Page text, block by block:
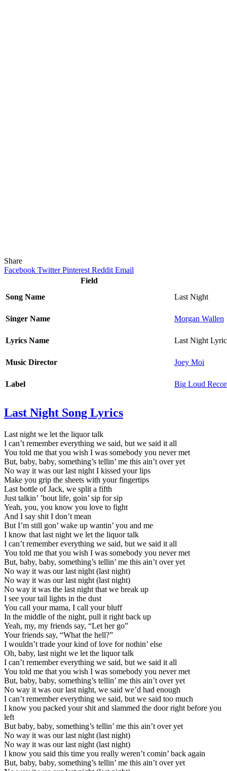
Share
Facebook Twitter Pinterest Reddit Email
Field
Song Name
Last Night
Singer Name Morgan Wallen
Lyrics Name Last Night
Music Director Joey Moi
Label Big Loud
Last Night Song Lyrics
Last night we let the liquor talk
I can’t remember everything we said, but we said it all
You told me that you wish I was somebody you never met
But, baby, baby, something’s tellin’ me this ain’t over yet
No way it was our last night I kissed your lips
Make you grip the sheets with your fingertips
Last bottle of Jack, we split a fifth
Just talkin’ ’bout life, goin’ sip for sip
Yeah, you, you know you love to fight
And I say shit I don’t mean
But I’m still gon’ wake up wantin’ you and me
I know that last night we let the liquor talk
I can’t remember everything we said, but we said it all
You told me that you wish I was somebody you never met
But, baby, baby, something’s tellin’ me this ain’t over yet
No way it was our last night (last night)
No way it was our last night (last night)
No way it was the last night that we break up
I see your tail lights in the dust
You call your mama, I call your bluff
In the middle of the night, pull it right back up
Yeah, my, my friends say, “Let her go”
Your friends say, “What the hell?”
I wouldn’t trade your kind of love for nothin’ else
Oh, baby, last night we let the liquor talk
I can’t remember everything we said, but we said it all
You told me that you wish I was somebody you never met
But, baby, baby, something’s tellin’ me this ain’t over yet
No way it was our last night, we said we’d had enough
I can’t remember everything we said, but we said too much
I know you packed your shit and slammed the door right before you
left
But baby, baby, something’s tellin’ me this ain’t over yet
No way it was our last night (last night)
No way it was our last night (last night)
I know you said this time you really weren’t comin’ back again
But, baby, baby, something’s tellin’ me this ain’t over yet